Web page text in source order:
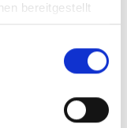
bereitgestellt
der Dienste
gesetzt.